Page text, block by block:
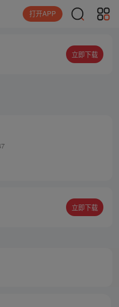
打开APP
立即下载
立即下载